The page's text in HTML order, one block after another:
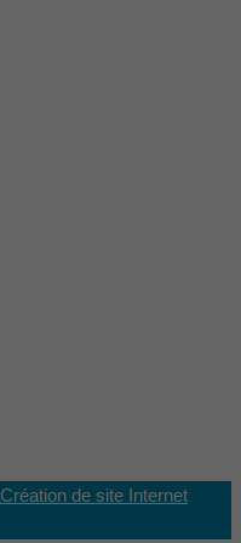
Création de site Internet